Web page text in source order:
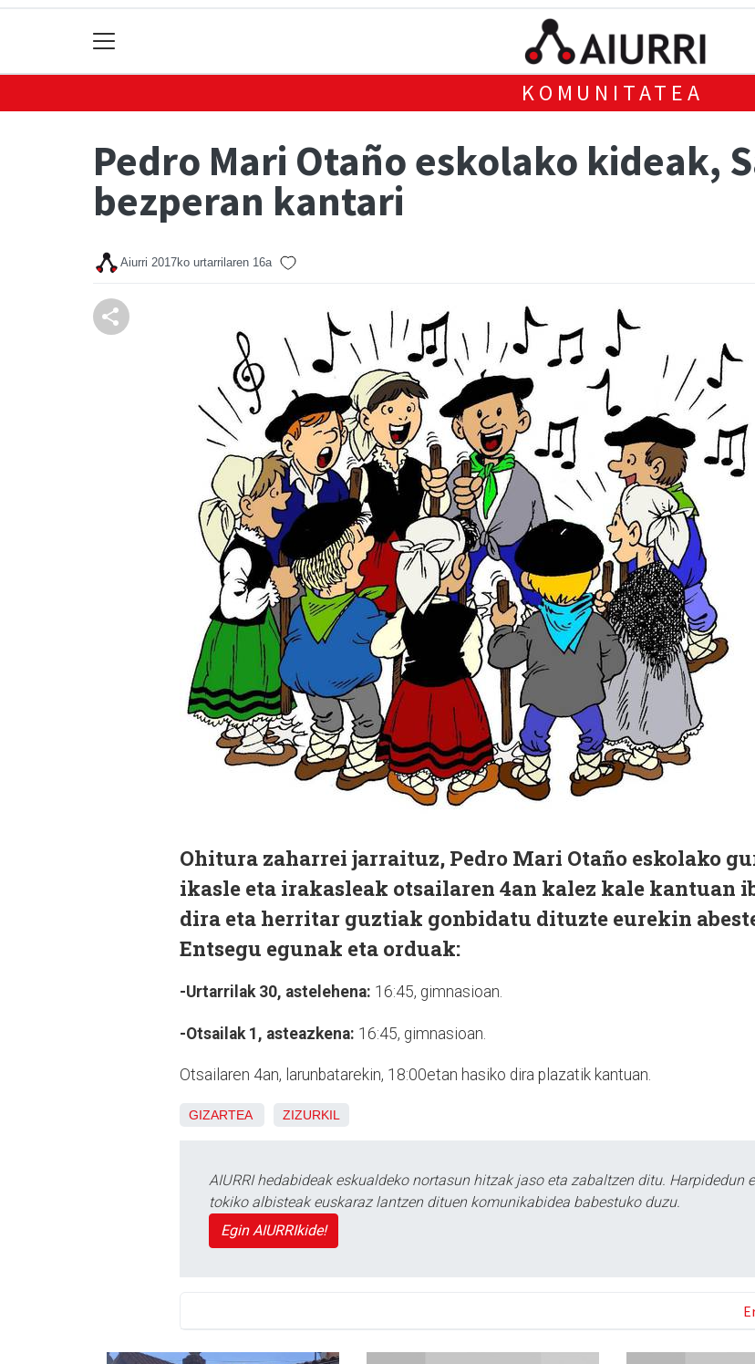
KOMUNITATEA
Pedro Mari Otaño eskolako kideak,
bezperan kantari
Aiurri 2017ko urtarrilaren 16a
Ohitura zaharrei jarraituz, Pedro Mari Otaño eskolako
ikasle eta irakasleak otsailaren 4an kalez kale kantuan
dira eta herritar guztiak gonbidatu dituzte eurekin
Entsegu egunak eta orduak:
-Urtarrilak 30, astelehena: 16:45, gimnasioan.
-Otsailak 1, asteazkena: 16:45, gimnasioan.
Otsailaren 4an, larunbatarekin, 18:00etan hasiko dira plazatik kantuan.
GIZARTEA ZIZURKIL
AIURRI hedabideak eskualdeko nortasun hitzak jaso eta zabaltzen ditu. Harpidedun
tokiko albisteak euskaraz lantzen dituen komunikabidea babestuko duzu.
Egin AIURRIkide!